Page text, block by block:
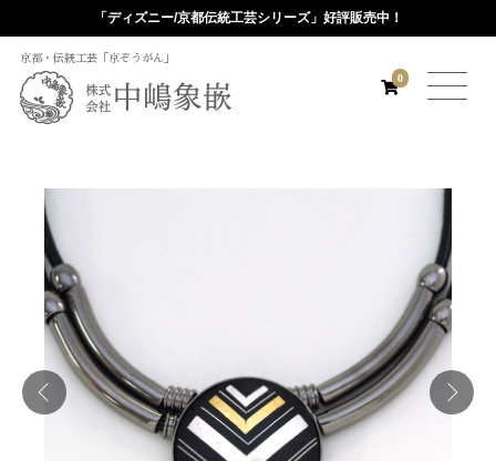
「ディズニー/京都伝統工芸シリーズ」好評販売中！
京都・伝統工芸「京ぞうがん」
0